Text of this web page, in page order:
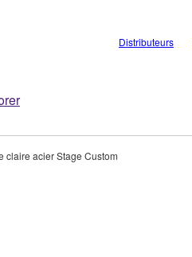
Distributeurs
claire acier Stage Custom